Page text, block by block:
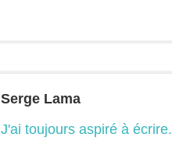
Serge Lama
J'ai toujours aspiré à écrire.